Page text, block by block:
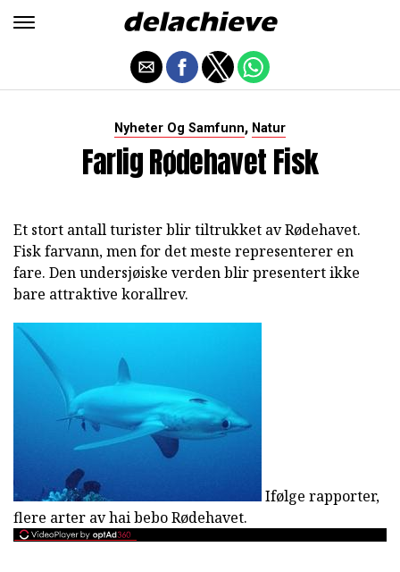
Nyheter Og Samfunn, Natur
Farlig Rødehavet Fisk
Et stort antall turister blir tiltrukket av Rødehavet.
Fisk farvann, men for det meste representerer en
fare. Den undersjøiske verden blir presentert ikke
bare attraktive korallrev.
Ifølge rapporter,
flere arter av hai bebo Rødehavet.